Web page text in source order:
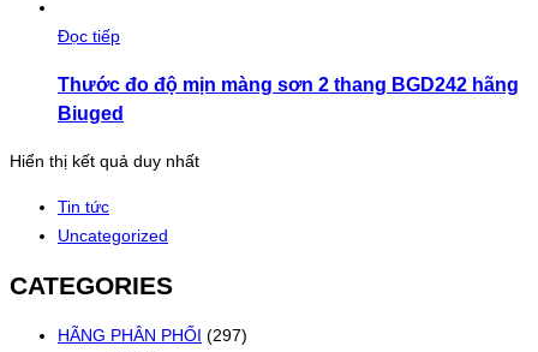
Đọc tiếp
Thước đo độ mịn màng sơn 2 thang BGD242 hãng
Biuged
Hiển thị kết quả duy nhất
Tin tức
Uncategorized
CATEGORIES
HÃNG PHÂN PHỐI (297)